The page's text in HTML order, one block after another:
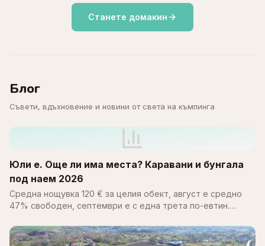
Станете домакин
Блог
Съвети, вдъхновение и новини от света на къмпинга
Юли е. Още ли има места? Каравани и бунгала
под наем 2026
Средна нощувка 120 € за целия обект, август е средно
47% свободен, септември е с една трета по-евтин.
по Черноморието 2026.